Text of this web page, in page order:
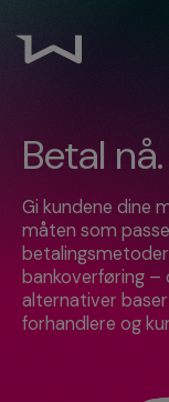
Betal nå.
Gi kundene dine
måten som
bankoverføring –
alternativer
forhandlere og